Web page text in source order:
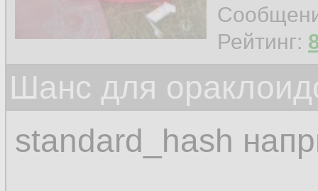
Рейтинг:
Шанс для
standard_hash